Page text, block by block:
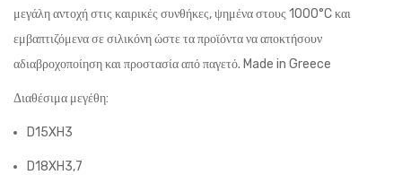
μεγάλη αντοχή στις καιρικές συνθήκες, ψημένα στους 1000°C και
εμβαπτιζόμενα σε σιλικόνη ώστε τα προϊόντα να αποκτήσουν
αδιαβροχοποίηση και προστασία από παγετό. Made in Greece
Διαθέσιμα μεγέθη:
D15XH3
D18XH3,7